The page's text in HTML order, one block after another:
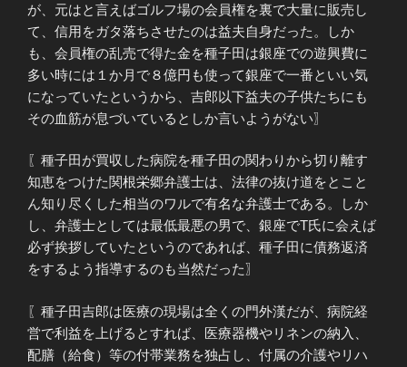
が、元はと言えばゴルフ場の会員権を裏で大量に販売し
て、信用をガタ落ちさせたのは益夫自身だった。しか
も、会員権の乱売で得た金を種子田は銀座での遊興費に
多い時には１か月で８億円も使って銀座で一番といい気
になっていたというから、吉郎以下益夫の子供たちにも
その血筋が息づいているとしか言いようがない〗
〖種子田が買収した病院を種子田の関わりから切り離す
知恵をつけた関根栄郷弁護士は、法律の抜け道をとこと
ん知り尽くした相当のワルで有名な弁護士である。しか
し、弁護士としては最低最悪の男で、銀座でT氏に会えば
必ず挨拶していたというのであれば、種子田に債務返済
をするよう指導するのも当然だった〗
〖種子田吉郎は医療の現場は全くの門外漢だが、病院経
営で利益を上げるとすれば、医療器機やリネンの納入、
配膳（給食）等の付帯業務を独占し、付属の介護やリハ